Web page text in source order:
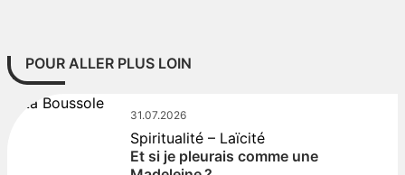
POUR ALLER PLUS LOIN
31.07.2026
Spiritualité – Laïcité
Et si je pleurais comme une